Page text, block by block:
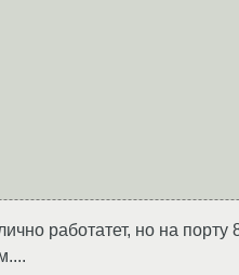
работатет, но на